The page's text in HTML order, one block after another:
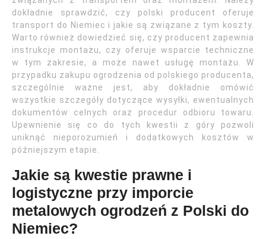
dokładnie sprawdzić, czy polski producent oferuje
transport do Niemiec i jakie są związane z tym koszty.
Warto również dowiedzieć się, czy producent zapewnia
instrukcje montażu, czy oferuje wsparcie techniczne
w tym zakresie, a może nawet usługę montażu. W
przypadku zakupu ogrodzenia od polskiego producenta,
szczególnie ważne jest, aby dokładnie omówić
wszystkie szczegóły dotyczące wysyłki, ewentualnych
dokumentów celnych oraz procedur odbioru towaru.
Upewnienie się co do tych kwestii z góry pozwoli
uniknąć nieporozumień i dodatkowych kosztów w
późniejszym etapie.
Jakie są kwestie prawne i
logistyczne przy imporcie
metalowych ogrodzeń z Polski do
Niemiec?